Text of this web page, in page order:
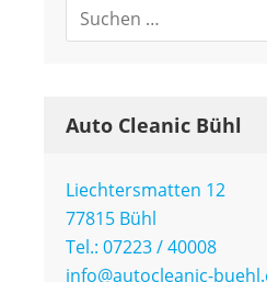
Auto Cleanic Bühl
Liechtersmatten 12
77815 Bühl
Tel.: 07223 / 40008
info@autocleanic-